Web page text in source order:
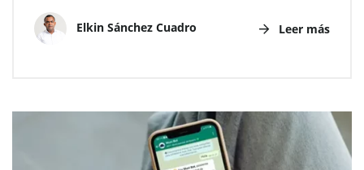
Elkin Sánchez Cuadro Leer más